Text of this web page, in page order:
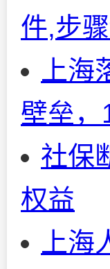
件,步
上
壁垒，
社保
权益
上